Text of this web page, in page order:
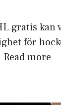
gratis kan
för
Read more